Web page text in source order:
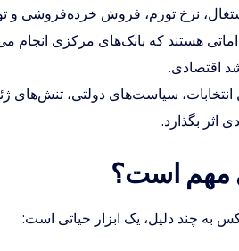
هستند که بانک‌های مرکزی انجام
سیاست‌های دولتی، تنش‌های
اثر بگذارد.
به چند دلیل، یک ابزار حیاتی است: